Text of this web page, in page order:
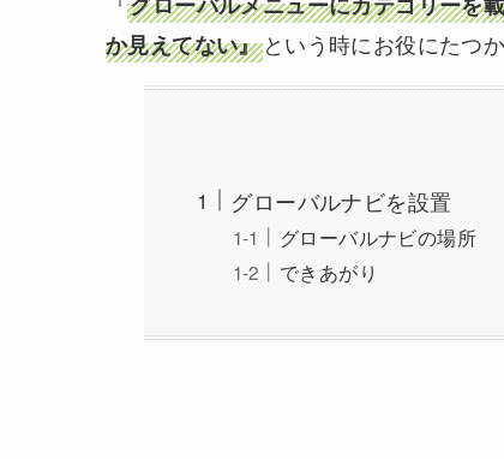
か見えてない』という時にお役にたつ
グローバルナビを設置
グローバルナビの場所
できあがり